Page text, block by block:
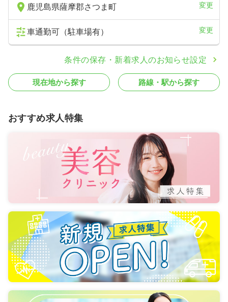
鹿児島県薩摩郡さつま町 変更
車通勤可（駐車場有） 変更
条件の保存・新着求人のお知らせ設定
現在地から探す 路線・駅から探す
おすすめ求人特集